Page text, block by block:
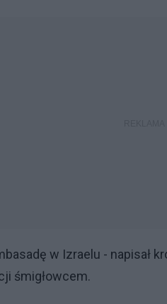
w Izraelu - napisał
śmigłowcem.